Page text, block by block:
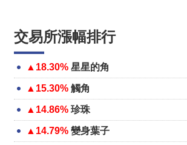
交易所漲幅排行
▲18.30% 星星的角
▲15.30% 觸角
▲14.86% 珍珠
▲14.79% 變身葉子